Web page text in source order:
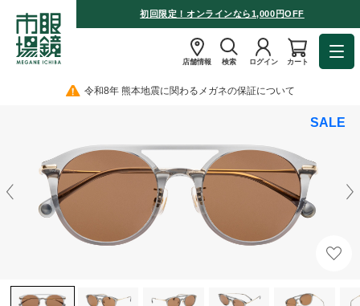
初回限定！オンラインなら1,000円OFF
店舗情報 検索 ログイン カート
令和8年 熊本地震に関わるメガネの保証について
SALE